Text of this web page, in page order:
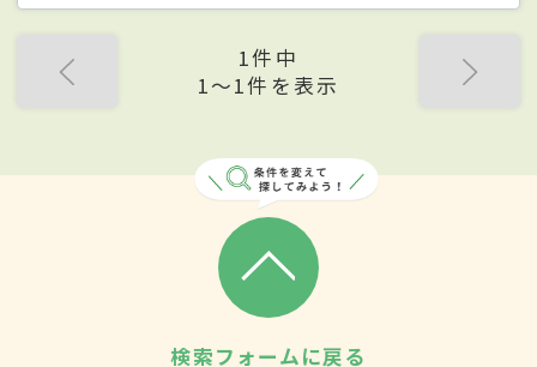
1件中
1〜1件を表示
検索フォームに戻る